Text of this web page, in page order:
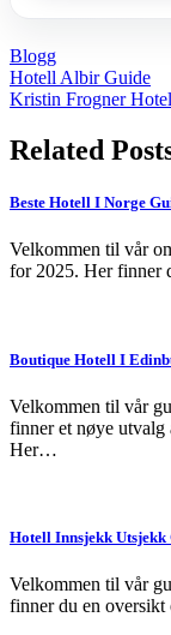
Blogg
Post
navigation
Hotell Albir Guide
Kristin Frogner
Related
Beste Hotell I Norge
Velkommen til vår
for 2025. Her finner
Boutique Hotell I
Velkommen til vår
finner et nøye utvalg
Her…
Hotell Innsjekk Utsjekk
Velkommen til vår
finner du en